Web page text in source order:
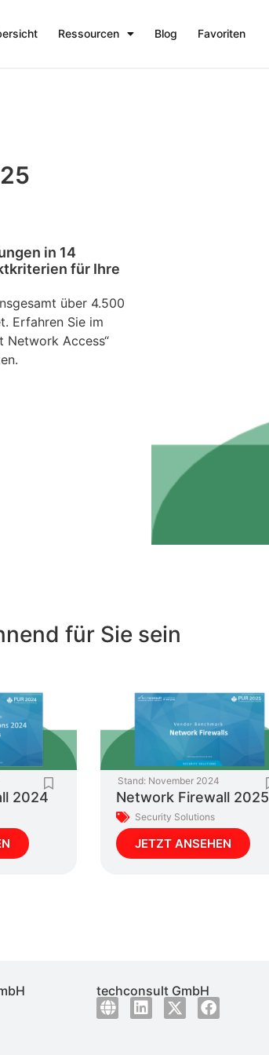
Ressourcen Blog Favoriten
in 14
für Ihre
über 4.500
Erfahren Sie im
Network Access“
für Sie sein
2024
Stand: November 2024
Network Firewall 2025
Security Solutions
JETZT ANSEHEN
techconsult GmbH